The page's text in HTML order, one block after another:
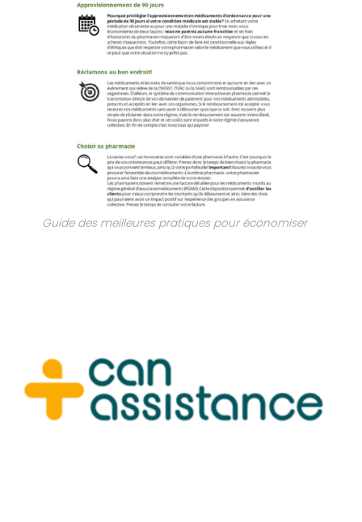
Guide des meilleures pratiques pour économiser